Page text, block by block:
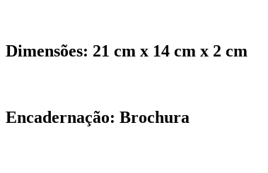
Dimensões: 21 cm x 14 cm x 2 cm
Encadernação: Brochura